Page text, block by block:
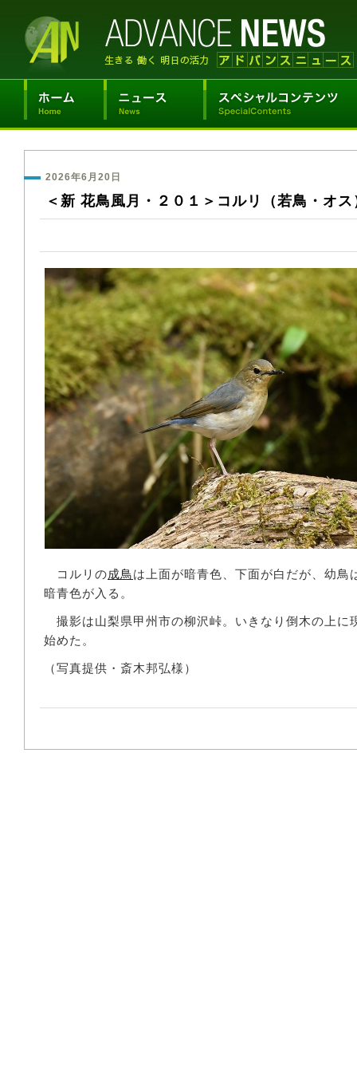
2026年6月20日
＜新 花鳥風月・２０１＞コルリ（若鳥・オス
コルリの成鳥は上面が暗青色、下面が白だが、幼鳥
暗青色が入る。
撮影は山梨県甲州市の柳沢峠。いきなり倒木の上に
始めた。
（写真提供・斎木邦弘様）